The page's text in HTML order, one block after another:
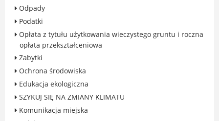
Konsultacje społeczne i ewaluacje
Luboński Budżet Obywatelski
GKRPA/Centrum Wsparcia i Pomocy
Rodzinie
BEZPIECZEŃSTWO
Odpady
Podatki
Opłata z tytułu użytkowania wieczystego gruntu i roczna
opłata przekształceniowa
Zabytki
Ochrona środowiska
Edukacja ekologiczna
SZYKUJ SIĘ NA ZMIANY KLIMATU
Komunikacja miejska